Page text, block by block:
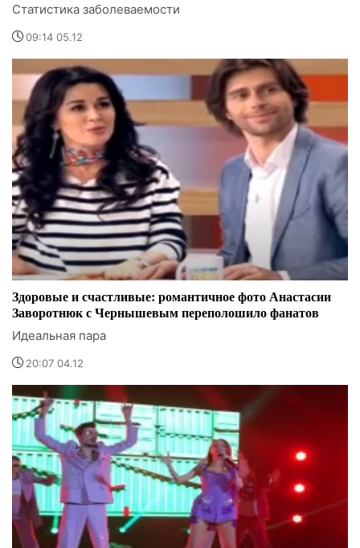
Статистика заболеваемости
09:14 05.12
Здоровые и счастливые: романтичное фото Анастасии
Заворотнюк с Чернышевым переполошило фанатов
Идеальная пара
20:07 04.12